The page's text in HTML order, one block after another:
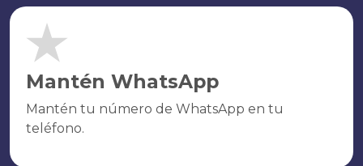
Mantén WhatsApp
Mantén tu número de WhatsApp en tu
teléfono.